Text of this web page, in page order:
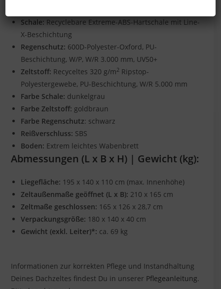
Schale: Recyclebare Extreme-ABS-Hartschale mit Line-
X-Beschichtung
Regenschutz: 600D-Polyester-Oxford, PU-
Beschichtung, W/P, W/R 3.000 mm, UV50+
Zeltstoff: Recyceltes 320 g/m2Ripstop-
Polyestergewebe, PU-Beschichtung, W/R 5.000 mm
Farbe Schale: dunkelgrau
Farbe Zeltstoff: goldbraun
Farbe Regenschutz: schwarz
Reißverschluss: SBS
Boden: Extrem leichtes Wabenbrett
Abmessungen (L x B x H) | Gewicht (kg):
Liegefläche: 195 x 140 x 110 cm (max. Innenhöhe)
Zeltaußenmaße geöffnet (L x B): 210 x 165 cm
Zeltmaße geschlossen: 165 x 126 x 28,7 cm
Verpackungsgröße: 180 x 140 x 40 cm
Gewicht (exkl. Leiter)*: ca. 69 kg
Informationen zur korrekten Pflege und Instandhaltung
Deines Dachzeltes findest Du in unserer Pflegeanleitung.